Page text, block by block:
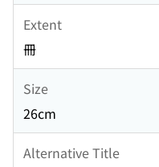
Extent
冊
Size
26cm
Alternative Title